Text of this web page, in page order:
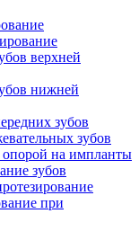
верхней
нижней
зубов
зубов
опорой на импланты
зубов
при